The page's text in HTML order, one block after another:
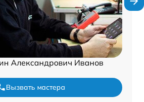
Александрович Иванов
Вызвать мастера